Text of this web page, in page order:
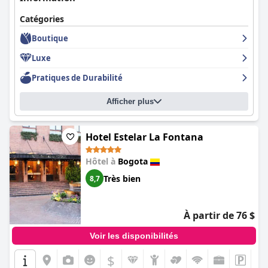
Catégories
Boutique
Luxe
Pratiques de Durabilité
Afficher plus
Hotel Estelar La Fontana
Hôtel à Bogota
8,7 Très bien
À partir de 76 $
Voir les disponibilités
$